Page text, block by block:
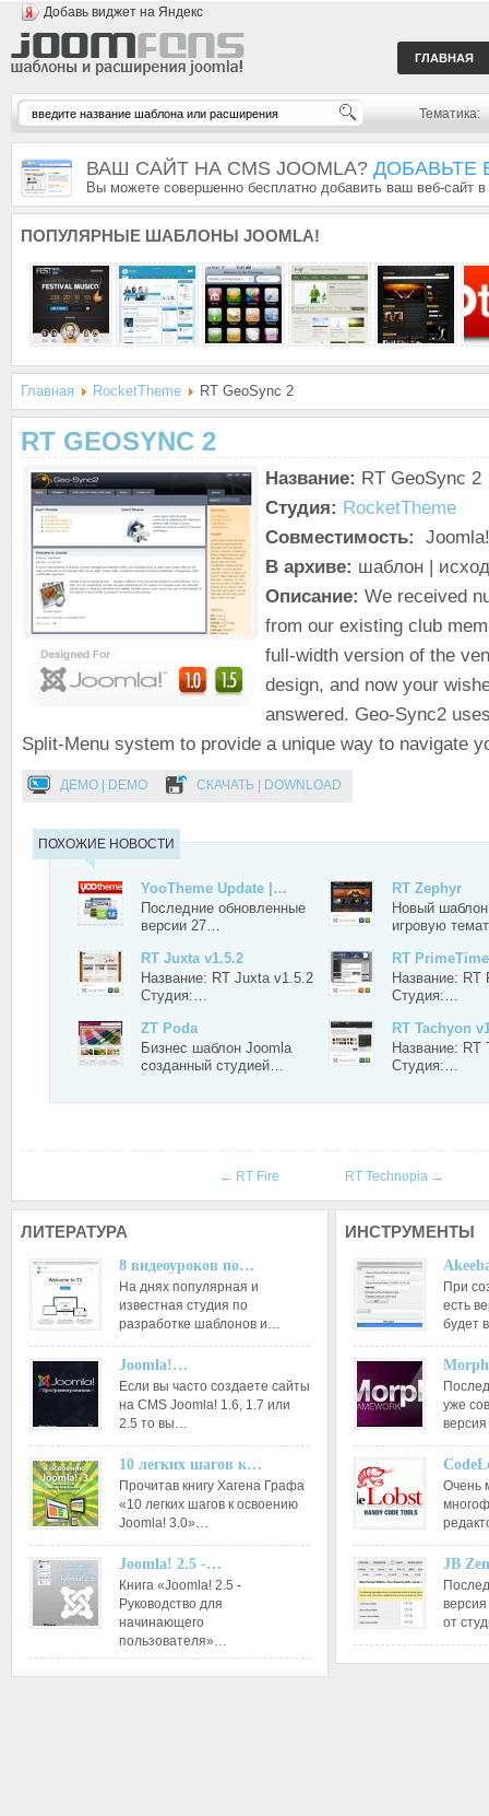
Добавь виджет на Яндекс
ГЛАВНАЯ
Тематика:
ВАШ САЙТ НА CMS JOOMLA? ДОБАВЬТЕ
Вы можете совершенно бесплатно добавить ваш веб-сайт
ПОПУЛЯРНЫЕ ШАБЛОНЫ JOOMLA!
Главная RocketTheme RT GeoSync 2
RT GEOSYNC 2
Название: RT GeoSync 2
Студия: RocketTheme
Совместимость:
В архиве: шаблон |
Описание: We received
from our existing club
full-width version of the
design, and now your
answered. Geo-Sync2
Split-Menu system to provide a unique way to navigate
ДЕМО | DEMO СКАЧАТЬ | DOWNLOAD
ПОХОЖИЕ НОВОСТИ
YooTheme Update |…
Последние обновленные
версии 27…
RT Zephyr
Новый
игровую
RT Juxta v1.5.2
Название: RT Juxta v1.5.2
Студия:…
RT PrimeTime
Название: RT
Студия:…
ZT Poda
Бизнес шаблон Joomla
созданный студией…
RT Tachyon
Название: RT
Студия:…
← RT Fire RT Technopia →
ЛИТЕРАТУРА
8 видеоуроков по…
На днях популярная и
известная студия по
разработке шаблонов и…
Joomla!…
Если вы часто создаете сайты
на CMS Joomla! 1.6, 1.7 или
2.5 то вы…
10 легких шагов к…
Прочитав книгу Хагена Графа
«10 легких шагов к освоению
Joomla! 3.0»…
Joomla! 2.5 -…
Книга «Joomla! 2.5 -
Руководство для
начинающего
пользователя»…
ИНСТРУМЕНТЫ
При
есть
будет
уже
Очень
JB
от